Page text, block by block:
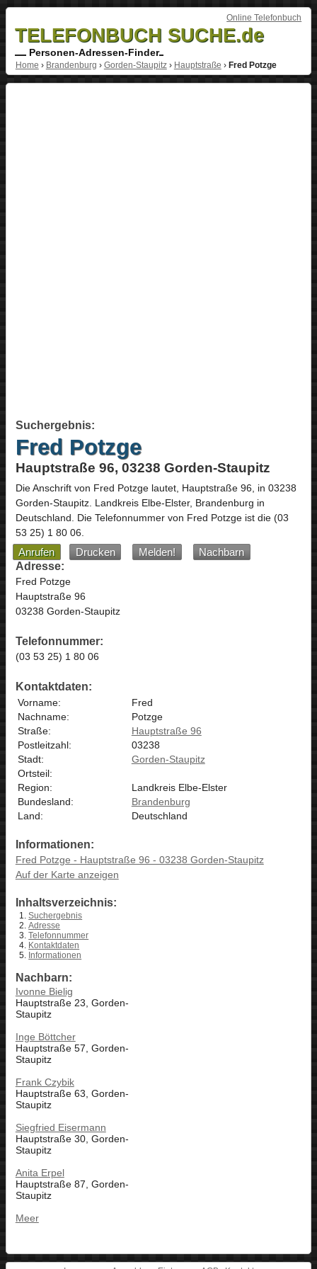
Online Telefonbuch
TELEFONBUCH SUCHE.de
Personen-Adressen-Finder
Home › Brandenburg › Gorden-Staupitz› Hauptstraße › Fred Potzge
Suchergebnis:
Fred Potzge
Hauptstraße 96, 03238 Gorden-Staupitz
Die Anschrift von Fred Potzgelautet, Hauptstraße 96, in 03238
Gorden-Staupitz. Landkreis Elbe-Elster, Brandenburg in
Deutschland. Die Telefonnummer von Fred Potzge ist die (03
53 25) 1 80 06.
Anrufen Drucken Melden!
Nachbarn
Adresse:
Fred Potzge
Hauptstraße 96
03238 Gorden-Staupitz
Telefonnummer:
(03 53 25) 1 80 06
Kontaktdaten:
Vorname:
Fred
Nachname:
Potzge
Straße:
Hauptstraße 96
Postleitzahl:
03238
Stadt:
Gorden-Staupitz
Ortsteil:
Region:
Landkreis Elbe-Elster
Bundesland:
Brandenburg
Land:
Deutschland
Informationen:
Fred Potzge - Hauptstraße 96 - 03238 Gorden-Staupitz
Auf der Karte anzeigen
Inhaltsverzeichnis:
Suchergebnis
Adresse
Telefonnummer
Kontaktdaten
Informationen
Nachbarn:
Ivonne Bielig
Hauptstraße 23, Gorden-
Staupitz
Inge Böttcher
Hauptstraße 57, Gorden-
Staupitz
Frank Czybik
Hauptstraße 63, Gorden-
Staupitz
Siegfried Eisermann
Hauptstraße 30, Gorden-
Staupitz
Anita Erpel
Hauptstraße 87, Gorden-
Staupitz
Meer